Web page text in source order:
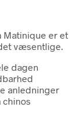
Matinique er et
væsentlige.
dagen
anledninger
chinos